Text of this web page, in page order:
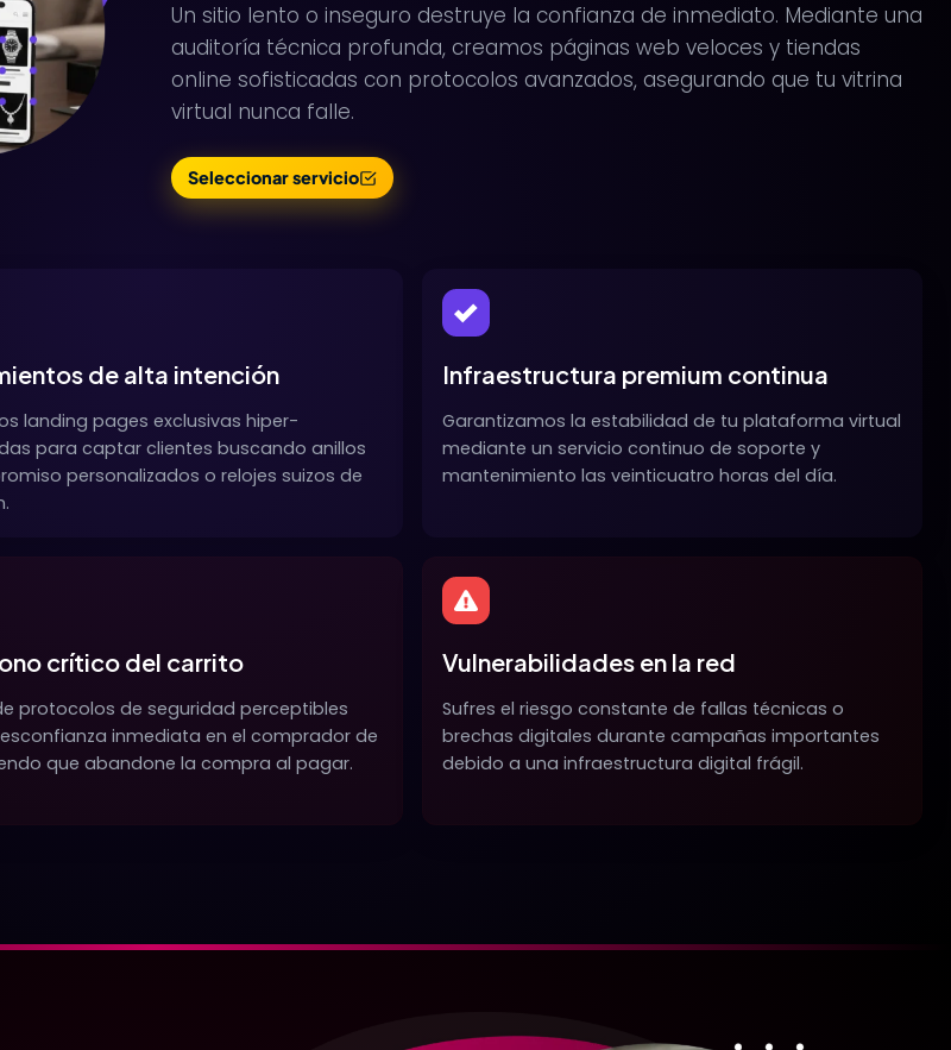
Un sitio lento o inseguro destruye la confianza de inmediato. Mediante una
auditoría técnica profunda, creamos páginas web veloces y tiendas
online sofisticadas con protocolos avanzados, asegurando que tu vitrina
virtual nunca falle.
Seleccionar servicio
de alta intención
landing pages exclusivas hiper-
para captar clientes buscando anillos
personalizados o relojes suizos de
Infraestructura premium continua
Garantizamos la estabilidad de tu plataforma virtual
mediante un servicio continuo de soporte y
mantenimiento las veinticuatro horas del día.
crítico del carrito
protocolos de seguridad perceptibles
inmediata en el comprador de
que abandone la compra al pagar.
Vulnerabilidades en la red
Sufres el riesgo constante de fallas técnicas o
brechas digitales durante campañas importantes
debido a una infraestructura digital frágil.